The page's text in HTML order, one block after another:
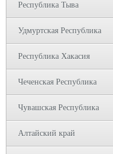
Республика Тыва
Удмуртская Республика
Республика Хакасия
Чеченская Республика
Чувашская Республика
Алтайский край